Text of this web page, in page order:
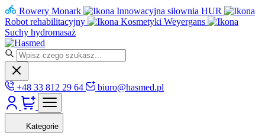
Rowery Monark
Innowacyjna siłownia HUR
Robot rehabilitacyjny
Kosmetyki Weyergans
Suchy hydromasaż
+48 33 812 29 64 biuro@hasmed.pl
Kategorie